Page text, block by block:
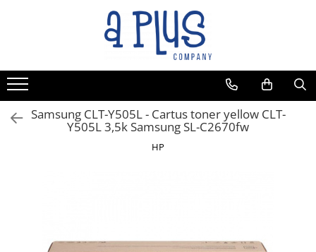
Samsung CLT-Y505L - Cartus toner yellow CLT-
Y505L 3,5k Samsung SL-C2670fw
HP